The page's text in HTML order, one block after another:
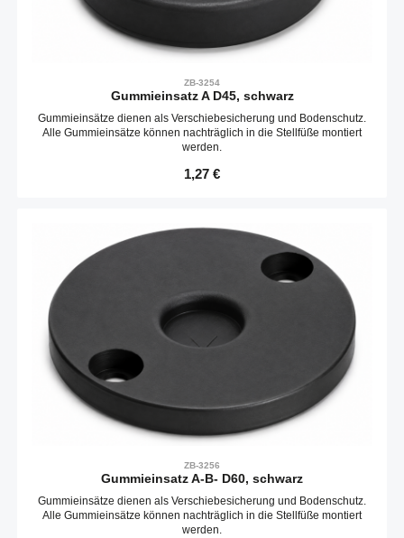
ZB-3254
Gummieinsatz A D45, schwarz
Gummieinsätze dienen als Verschiebesicherung und Bodenschutz.
Alle Gummieinsätze können nachträglich in die Stellfüße montiert
werden.
Regulärer Preis:
1,27 €
ZB-3256
Gummieinsatz A-B- D60, schwarz
Gummieinsätze dienen als Verschiebesicherung und Bodenschutz.
Alle Gummieinsätze können nachträglich in die Stellfüße montiert
werden.